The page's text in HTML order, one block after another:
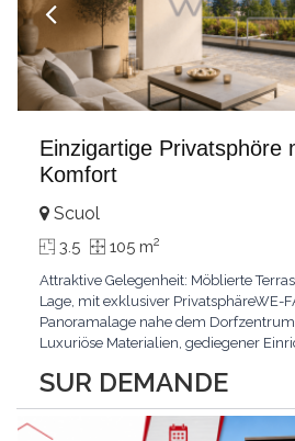
Einzigartige Privatsphöre
Komfort
SUR DEMANDE
Scuol
3.5 105 m2
Attraktive Gelegenheit: Möblierte
Lage, mit exklusiver PrivatsphäreWE-
Panoramalage nahe dem
Luxuriöse Materialien, gediegener
gemeinschaftliche WaschküchePasst
Weitblick und gehobenem
hochwertig